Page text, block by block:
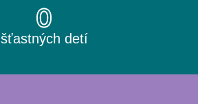
šťastných detí
0